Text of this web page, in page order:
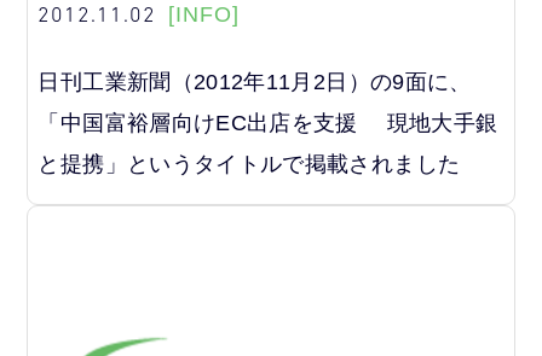
2012.11.02 [INFO]
日刊工業新聞（2012年11月2日）の9面に、
「中国富裕層向けEC出店を支援 現地大手銀
と提携」というタイトルで掲載されました